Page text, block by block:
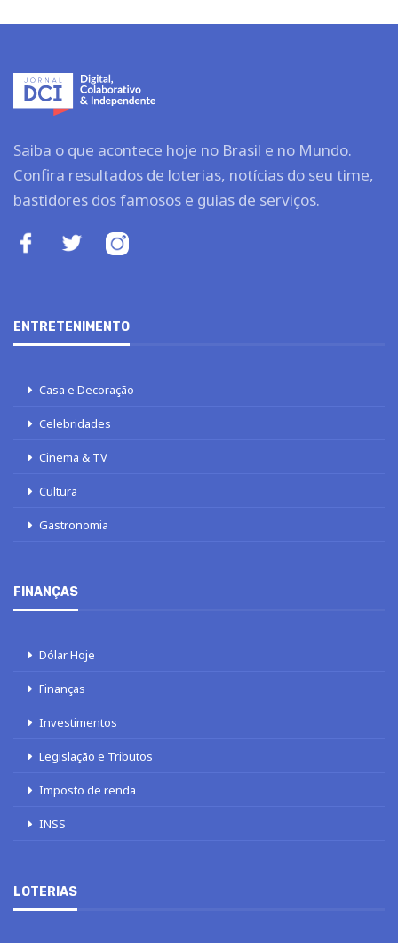
Saiba o que acontece hoje no Brasil e no Mundo.
Confira resultados de loterias, notícias do seu time,
bastidores dos famosos e guias de serviços.
ENTRETENIMENTO
Casa e Decoração
Celebridades
Cinema & TV
Cultura
Gastronomia
FINANÇAS
Dólar Hoje
Finanças
Investimentos
Legislação e Tributos
Imposto de renda
INSS
LOTERIAS